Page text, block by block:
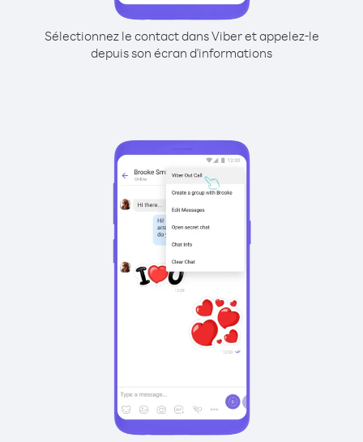
Sélectionnez le contact dans Viber et appelez-le
depuis son écran d'informations